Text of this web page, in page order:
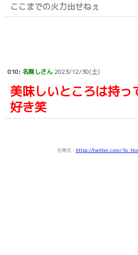
ここまでの火力出せねぇ
010: 名無しさん2023/12/30(土)
美味しいところは持っ
好き笑
引用元： https://twitter.com/